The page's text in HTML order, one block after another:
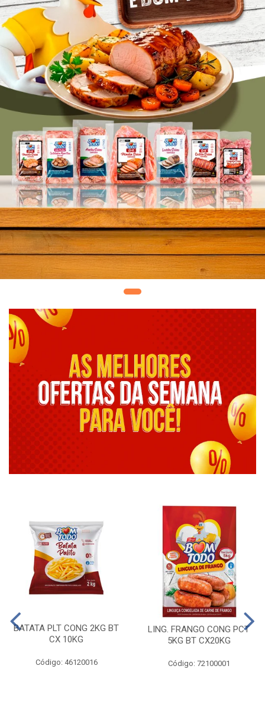
BATATA PLT CONG 2KG BT
CX 10KG
Código: 46120016
LING. FRANGO CONG PCT
5KG BT CX20KG
Código: 72100001